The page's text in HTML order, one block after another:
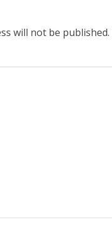
will not be published.